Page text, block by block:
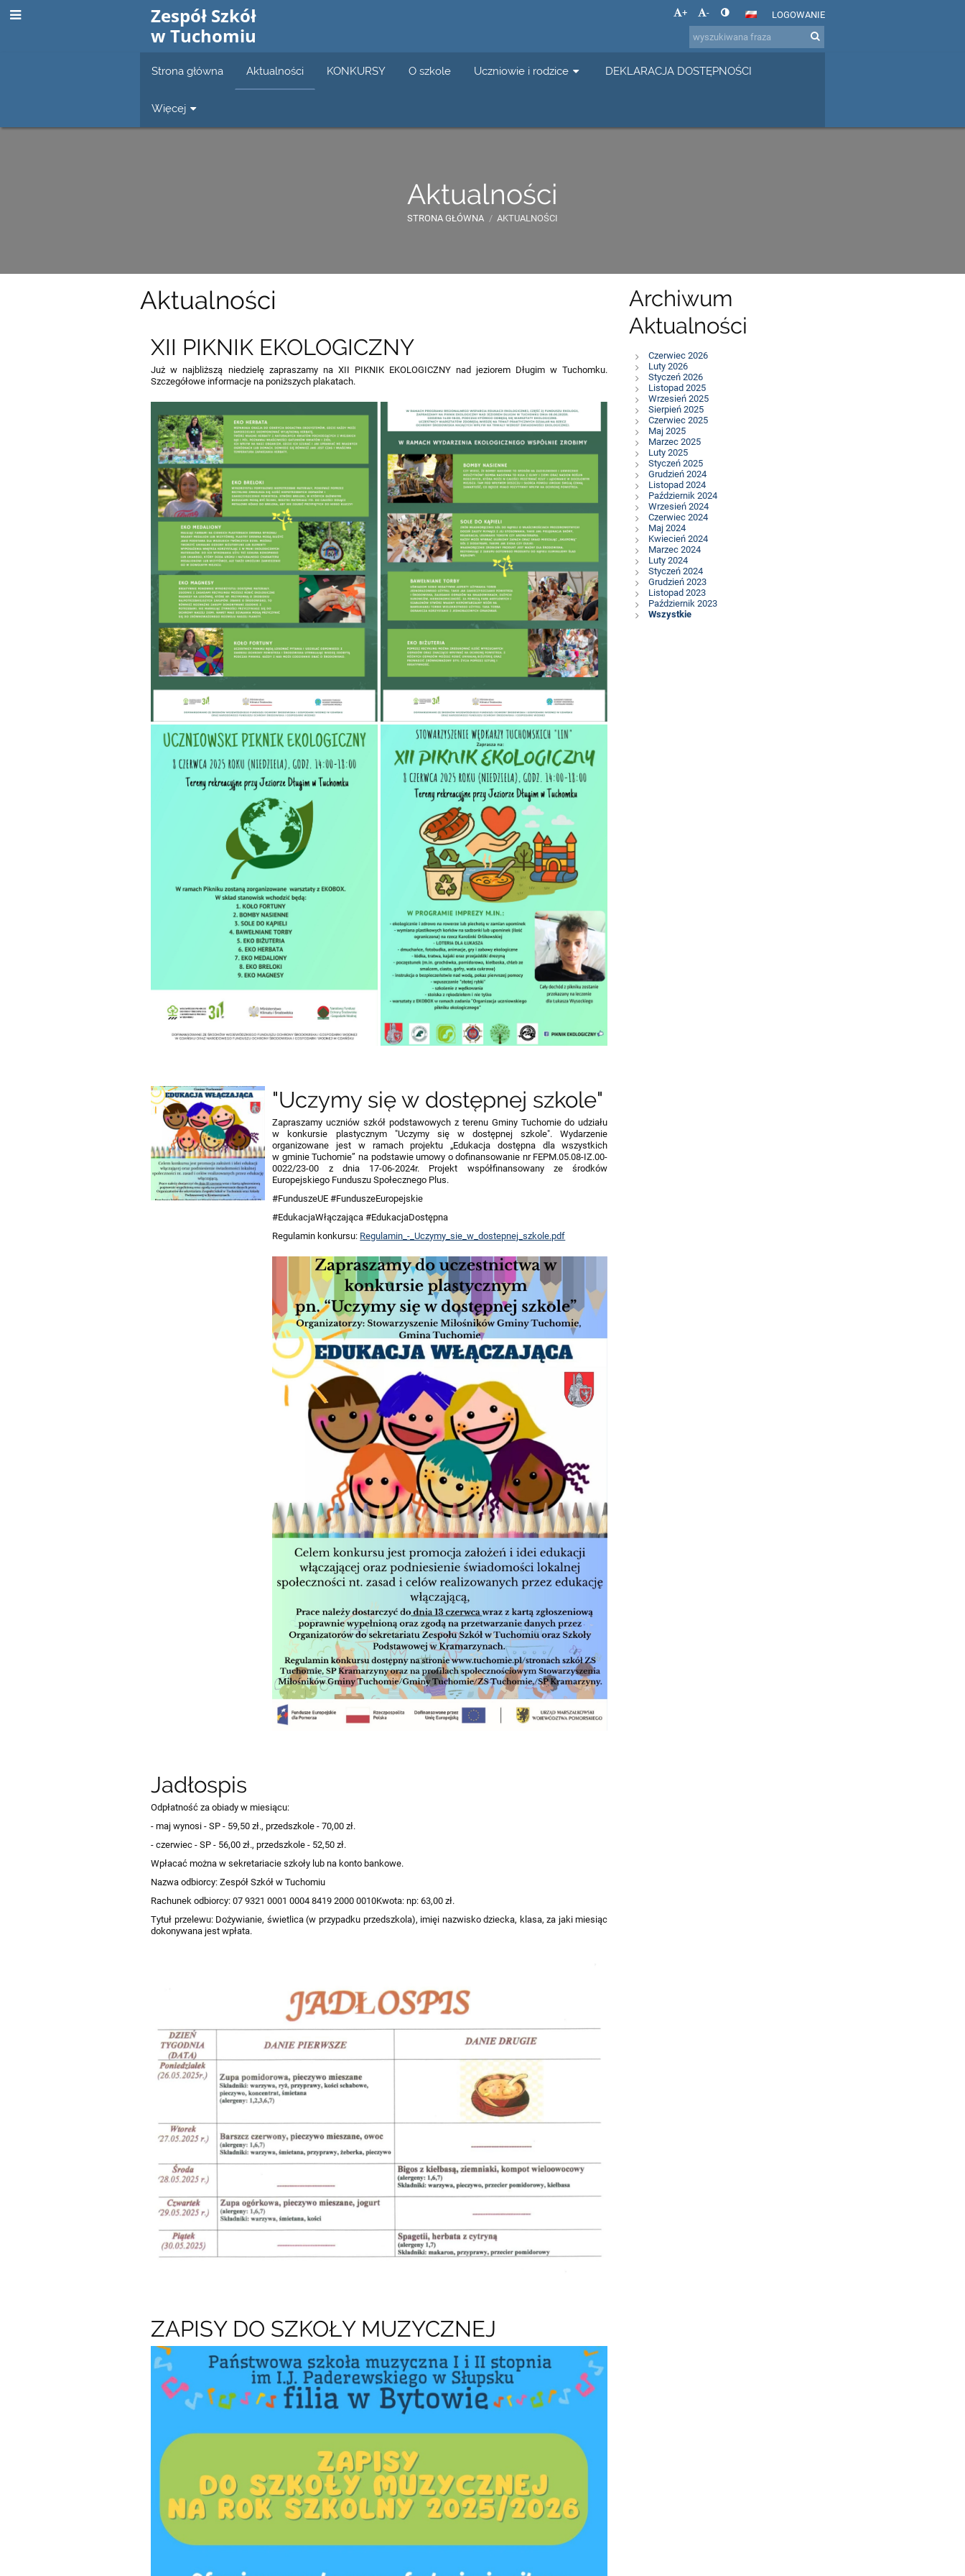
Zespół Szkół
w Tuchomiu
+ - LOGOWANIE
Strona główna Aktualności KONKURSY O szkole Uczniowie i rodzice DEKLARACJA DOSTĘPNOŚCI
Więcej
Aktualności
STRONA GŁÓWNA / AKTUALNOŚCI
Aktualności
Aktualności
XII PIKNIK EKOLOGICZNY
Już w najbliższą niedzielę zapraszamy na XII PIKNIK EKOLOGICZNY nad jeziorem Długim w Tuchomku.
Szczegółowe informacje na poniższych plakatach.
"Uczymy się w dostępnej szkole"
Zapraszamy uczniów szkół podstawowych z terenu Gminy Tuchomie do udziału
w konkursie plastycznym "Uczymy się w dostępnej szkole". Wydarzenie
organizowane jest w ramach projektu „Edukacja dostępna dla wszystkich
w gminie Tuchomie” na podstawie umowy o dofinansowanie nr FEPM.05.08-IZ.00-
0022/23-00 z dnia 17-06-2024r. Projekt współfinansowany ze środków
Europejskiego Funduszu Społecznego Plus.
#FunduszeUE #FunduszeEuropejskie
#EdukacjaWłączająca #EdukacjaDostępna
Regulamin konkursu: Regulamin_-_Uczymy_sie_w_dostepnej_szkole.pdf
Jadłospis
Odpłatność za obiady w miesiącu:
- maj wynosi - SP - 59,50 zł., przedszkole - 70,00 zł.
- czerwiec - SP - 56,00 zł., przedszkole - 52,50 zł.
Wpłacać można w sekretariacie szkoły lub na konto bankowe.
Nazwa odbiorcy: Zespół Szkół w Tuchomiu
Rachunek odbiorcy: 07 9321 0001 0004 8419 2000 0010Kwota: np: 63,00 zł.
Tytuł przelewu: Dożywianie, świetlica (w przypadku przedszkola), imięi nazwisko dziecka, klasa, za jaki miesiąc
dokonywana jest wpłata.
ZAPISY DO SZKOŁY MUZYCZNEJ
Archiwum
Aktualności
Czerwiec 2026
Luty 2026
Styczeń 2026
Listopad 2025
Wrzesień 2025
Sierpień 2025
Czerwiec 2025
Maj 2025
Marzec 2025
Luty 2025
Styczeń 2025
Grudzień 2024
Listopad 2024
Październik 2024
Wrzesień 2024
Czerwiec 2024
Maj 2024
Kwiecień 2024
Marzec 2024
Luty 2024
Styczeń 2024
Grudzień 2023
Listopad 2023
Październik 2023
Wszystkie